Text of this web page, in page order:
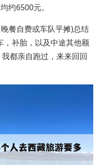
约6500元。
餐自费或车队平摊)总结
补胎，以及中途其他额
都亲自跑过，来来回回